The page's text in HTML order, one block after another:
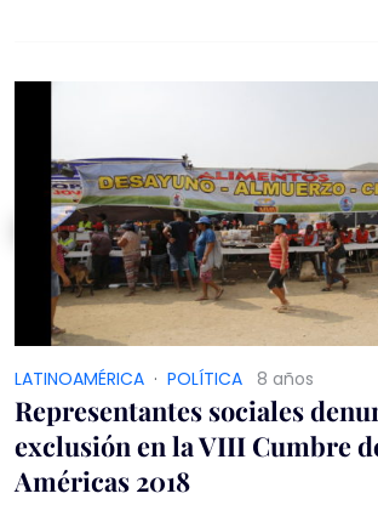
LATINOAMÉRICA · POLÍTICA 8 años
Representantes sociales
exclusión en la VIII Cumbre
Américas 2018